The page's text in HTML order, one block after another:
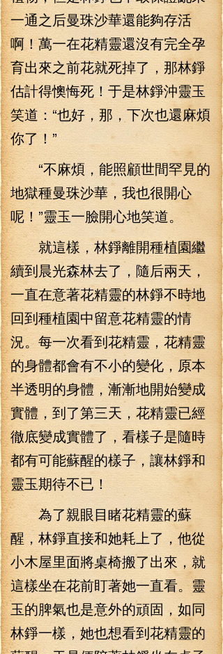
一通之后曼珠沙華還能夠存活
啊！萬一在花精靈還沒有完全孕
育出來之前花就死掉了，那林錚
估計得懊悔死！于是林錚沖靈玉
笑道：“也好，那，下次也還麻煩
你了！”
“不麻煩，能照顧世間罕見的
地獄種曼珠沙華，我也很開心
呢！”靈玉一臉開心地笑道。
就這樣，林錚離開種植園繼
續到晨光森林去了，隨后兩天，
一直在意著花精靈的林錚不時地
回到種植園中留意花精靈的情
況。每一次看到花精靈，花精靈
的身體都會有不小的變化，原本
半透明的身體，漸漸地開始變成
實體，到了第三天，花精靈已經
徹底變成實體了，看樣子是隨時
都有可能蘇醒的樣子，讓林錚和
靈玉期待不已！
為了親眼目睹花精靈的蘇
醒，林錚直接和她耗上了，他從
小木屋里面將桌椅搬了出來，就
這樣坐在花前盯著她一直看。靈
玉的脾氣也是意外的頑固，如同
林錚一樣，她也想看到花精靈的